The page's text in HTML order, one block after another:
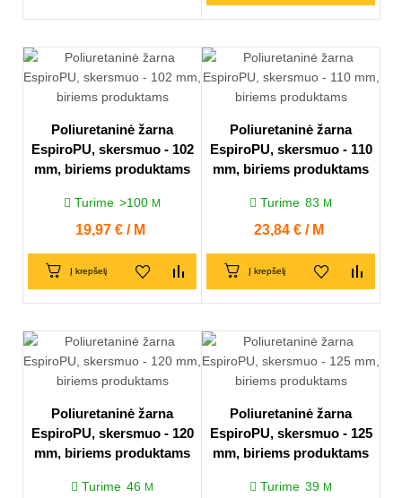
Poliuretaninė žarna
EspiroPU, skersmuo - 102
mm, biriems produktams
Turime >100 M
Kaina
19,97 € / M
Į krepšelį
Poliuretaninė žarna
EspiroPU, skersmuo - 110
mm, biriems produktams
Turime 83 M
Kaina
23,84 € / M
Į krepšelį
Poliuretaninė žarna
EspiroPU, skersmuo - 120
mm, biriems produktams
Turime 46 M
Poliuretaninė žarna
EspiroPU, skersmuo - 125
mm, biriems produktams
Turime 39 M